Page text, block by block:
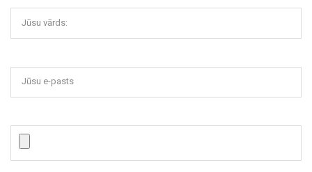
Jūsu vārds:
Jūsu e-pasts